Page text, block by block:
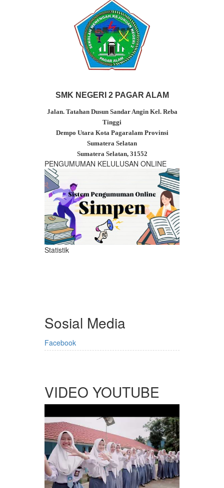
SMK NEGERI 2 PAGAR ALAM
Jalan. Tatahan Dusun Sandar Angin Kel. Reba
Tinggi
Dempo Utara Kota Pagaralam Provinsi
Sumatera Selatan
Sumatera Selatan, 31552
PENGUMUMAN KELULUSAN ONLINE
Statistik
Sosial Media
Facebook
VIDEO YOUTUBE